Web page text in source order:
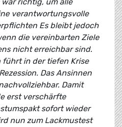
verantwortungsvolle
Es bleibt jedoch
die vereinbarten Ziele
nicht erreichbar sind.
führt in der tiefen Krise
Das Ansinnen
Damit
erst verschärfte
sofort wieder
nun zum Lackmustest